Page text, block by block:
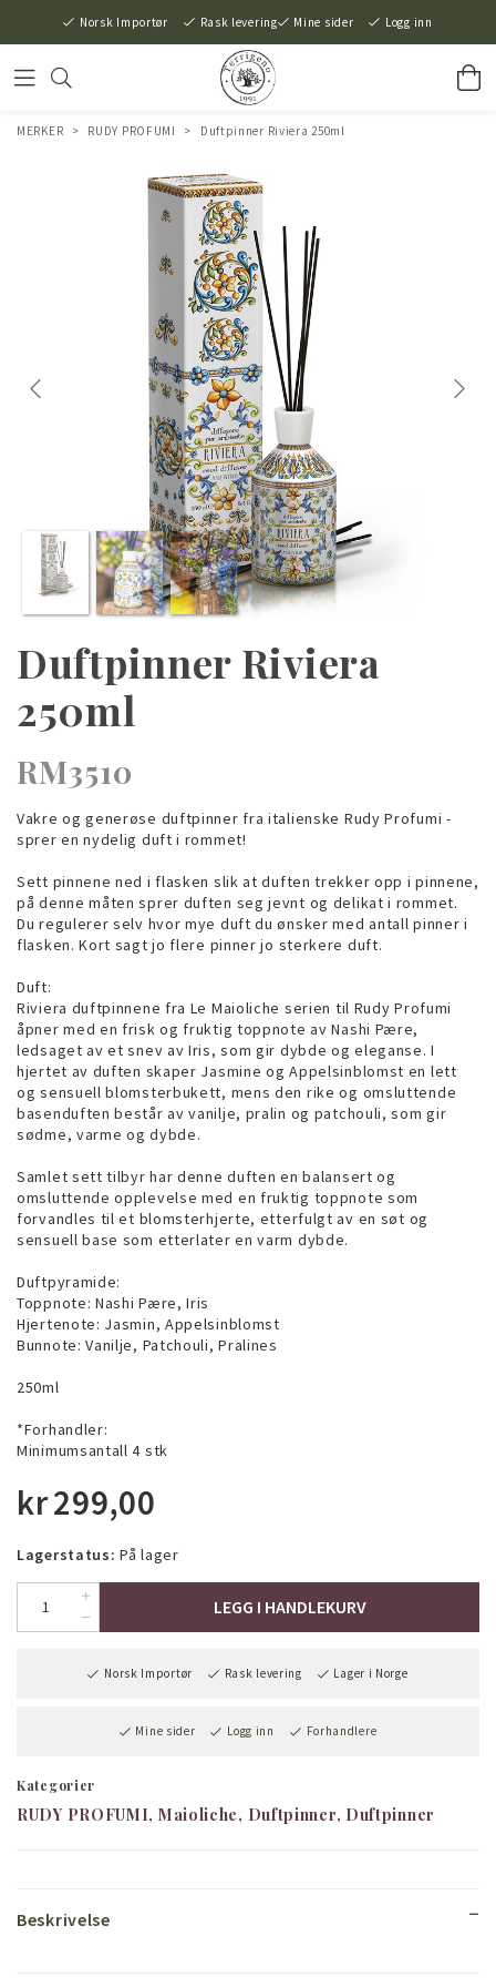
Norsk Importør Rask levering Mine sider Logg inn
MERKER > RUDY PROFUMI > Duftpinner Riviera 250ml
Duftpinner Riviera
250ml
RM3510
Vakre og generøse duftpinner fra italienske Rudy Profumi -
sprer en nydelig duft i rommet!
Sett pinnene ned i flasken slik at duften trekker opp i pinnene,
på denne måten sprer duften seg jevnt og delikat i rommet.
Du regulerer selv hvor mye duft du ønsker med antall pinner i
flasken. Kort sagt jo flere pinner jo sterkere duft.
Duft:
Riviera duftpinnene fra Le Maioliche serien til Rudy Profumi
åpner med en frisk og fruktig toppnote av Nashi Pære,
ledsaget av et snev av Iris, som gir dybde og eleganse. I
hjertet av duften skaper Jasmine og Appelsinblomst en lett
og sensuell blomsterbukett, mens den rike og omsluttende
basenduften består av vanilje, pralin og patchouli, som gir
sødme, varme og dybde.
Samlet sett tilbyr har denne duften en balansert og
omsluttende opplevelse med en fruktig toppnote som
forvandles til et blomsterhjerte, etterfulgt av en søt og
sensuell base som etterlater en varm dybde.
Duftpyramide:
Toppnote: Nashi Pære, Iris
Hjertenote: Jasmin, Appelsinblomst
Bunnote: Vanilje, Patchouli, Pralines
250ml
*Forhandler:
Minimumsantall 4 stk
kr299,00
Lagerstatus: På lager
LEGG I HANDLEKURV
Norsk Importør Rask levering Lager i Norge
Mine sider Logg inn Forhandlere
Kategorier
RUDY PROFUMI Maioliche Duftpinner Duftpinner
Beskrivelse